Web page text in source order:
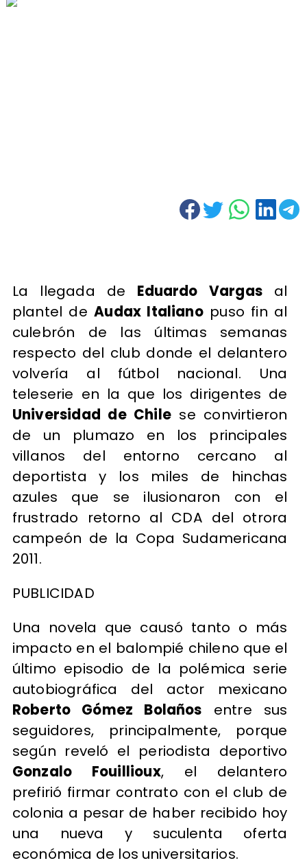
La llegada de Eduardo Vargasal
plantel deAudax Italianopuso fin al
culebrón de las últimas semanas
respecto del club donde el delantero
volvería al fútbol nacional. Una
teleserie en la que los dirigentes de
Universidad de Chile se convirtieron
de un plumazo en los principales
villanos del entorno cercano al
deportista y los miles de hinchas
azules que se ilusionaron con el
frustrado retorno al CDA del otrora
campeón de la Copa Sudamericana
2011.
PUBLICIDAD
Una novela que causó tanto o más
impacto en el balompié chileno que el
último episodio de la polémica serie
autobiográfica del actor mexicano
Roberto Gómez Bolaños entre sus
seguidores, principalmente, porque
según reveló el periodista deportivo
Gonzalo Fouillioux, el delantero
prefirió firmar contrato con el club de
colonia a pesar de haber recibido hoy
una nueva y suculenta oferta
económica de los universitarios.